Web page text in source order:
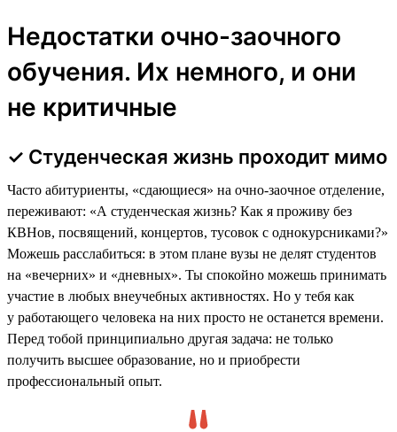
Недостатки очно-заочного
обучения. Их немного, и они
не критичные
✓ Студенческая жизнь проходит мимо
Часто абитуриенты, «сдающиеся» на очно-заочное отделение,
переживают: «А студенческая жизнь? Как я проживу без
КВНов, посвящений, концертов, тусовок с однокурсниками?»
Можешь расслабиться: в этом плане вузы не делят студентов
на «вечерних» и «дневных». Ты спокойно можешь принимать
участие в любых внеучебных активностях. Но у тебя как
у работающего человека на них просто не останется времени.
Перед тобой принципиально другая задача: не только
получить высшее образование, но и приобрести
профессиональный опыт.